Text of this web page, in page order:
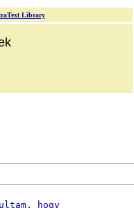
Library
,
hogy